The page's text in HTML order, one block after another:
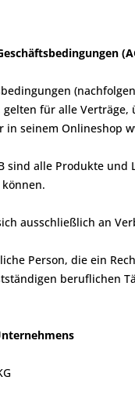
für alle
seinem Onlineshop
sind alle Produkte
ausschließlich an
Person, die ein
beruflichen